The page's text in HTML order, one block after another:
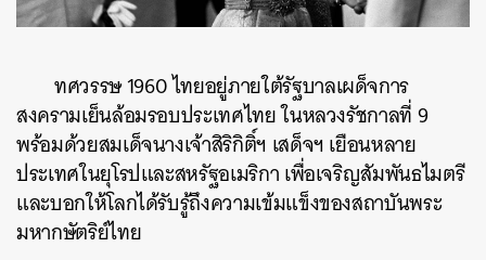
ทศวรรษ 1960 ไทยอยู่ภายใต้รัฐบาลเผด็จการ
สงครามเย็นล้อมรอบประเทศไทย ในหลวงรัชกาลที่ 9
พร้อมด้วยสมเด็จนางเจ้าสิริกิติ์ฯ เสด็จฯ เยือนหลาย
ประเทศในยุโรปและสหรัฐอเมริกา เพื่อเจริญสัมพันธไมตรี
และบอกให้โลกได้รับรู้ถึงความเข้มแข็งของสถาบันพระ
มหากษัตริย์ไทย